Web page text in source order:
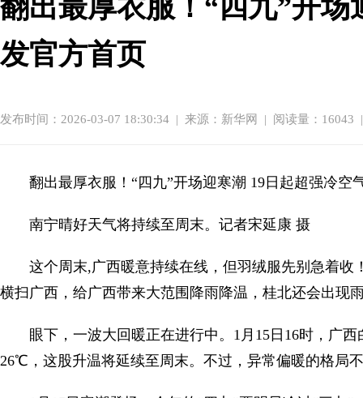
翻出最厚衣服！“四九”开
发官方首页
发布时间：2026-03-07 18:30:34 | 来源：新华网 | 阅读量：
翻出最厚衣服！“四九”开场迎寒潮 19日起超强冷空
南宁晴好天气将持续至周末。记者宋延康 摄
这个周末,广西暖意持续在线，但羽绒服先别急着收
横扫广西，给广西带来大范围降雨降温，桂北还会出现
眼下，一波大回暖正在进行中。1月15日16时，广
26℃，这股升温将延续至周末。不过，异常偏暖的格局